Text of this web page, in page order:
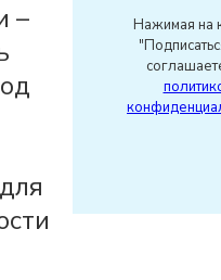
–
Нажимая на